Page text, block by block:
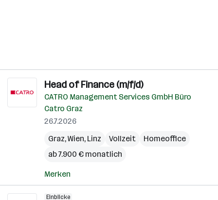
Head of Finance (m/f/d)
CATRO Management Services GmbH Büro
Catro Graz
26.7.2026
Graz,Wien, Linz Vollzeit
Homeoffice
ab 7.900 € monatlich
Merken
Einblicke